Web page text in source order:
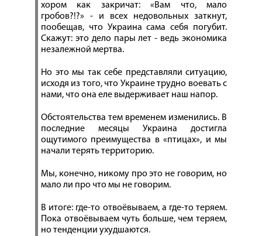
хором как закричат: «Вам что, мало
гробов?!?» - и всех недовольных заткнут,
пообещав, что Украина сама себя погубит.
Скажут: это дело пары лет - ведь экономика
незалежной мертва.
Но это мы так себе представляли ситуацию,
исходя из того, что Украине трудно воевать с
нами, что она еле выдерживает наш напор.
Обстоятельства тем временем изменились. В
последние месяцы Украина достигла
ощутимого преимущества в «птицах», и мы
начали терять территорию.
Мы, конечно, никому про это не говорим, но
мало ли про что мы не говорим.
В итоге: где-то отвоёвываем, а где-то теряем.
Пока отвоёвываем чуть больше, чем теряем,
но тенденции ухудшаются.